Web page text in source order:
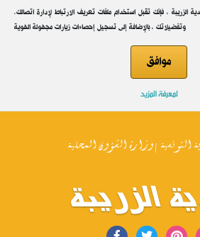
.من خلال الاستمرار في زيارتك لموقع بلدية الزريبة ، فإنك تقبل استخدام ملفات تعريف الارتباط لإدارة اتصالك
وتفضيلاتك ، بالإضافة إلى تسجيل إحصاءات زيارات مجهولة الهوية
موافق
لمعرفة المزيد
التونسية | وزارة الشؤون المحلية
الزريبة